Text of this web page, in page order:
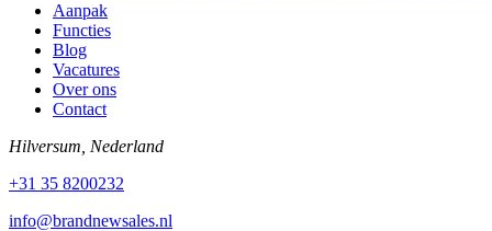
Aanpak
Functies
Blog
Vacatures
Over ons
Contact
Hilversum, Nederland
+31 35 8200232
info@brandnewsales.nl